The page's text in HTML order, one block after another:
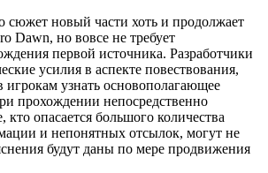
сюжет новый части хоть и продолжает
Dawn, но вовсе не требует
первой источника. Разработчики
усилия в аспекте повествования,
узнать основополагающее
прохождении непосредственно
кто опасается большого количества
и непонятных отсылок, могут не
будут даны по мере продвижения